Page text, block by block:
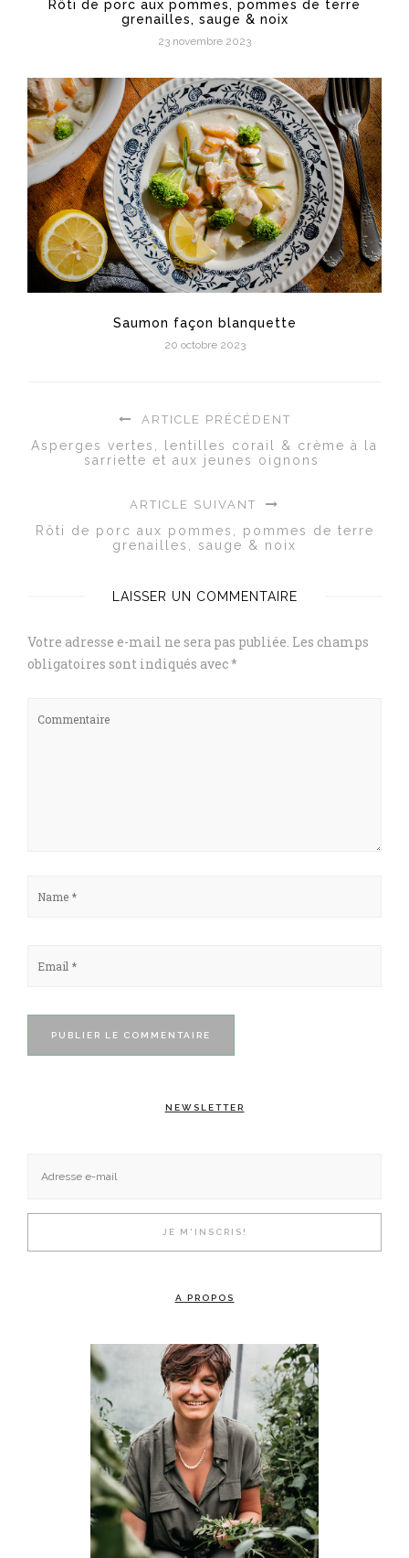
Rôti de porc aux pommes, pommes de terre
grenailles, sauge & noix
23 novembre 2023
Saumon façon blanquette
20 octobre 2023
ARTICLE PRÉCÉDENT
Asperges vertes, lentilles corail & crème à la
sarriette et aux jeunes oignons
ARTICLE SUIVANT
Rôti de porc aux pommes, pommes de terre
grenailles, sauge & noix
LAISSER UN COMMENTAIRE
Votre adresse e-mail ne sera pas publiée. Les champs
obligatoires sont indiqués avec*
NEWSLETTER
A PROPOS